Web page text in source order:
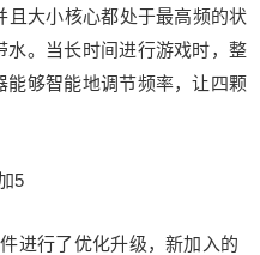
且大小核心都处于最高频的状
。当长时间进行游戏时，整
够智能地调节频率，让四颗
行了优化升级，新加入的